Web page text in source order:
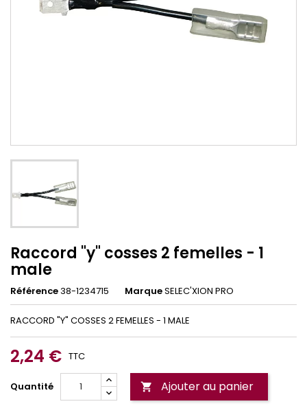
Raccord "y" cosses 2 femelles - 1
male
Référence38-1234715 MarqueSELEC'XION PRO
RACCORD "Y" COSSES 2 FEMELLES - 1 MALE
2,24 € TTC
Quantité  Ajouter au panier